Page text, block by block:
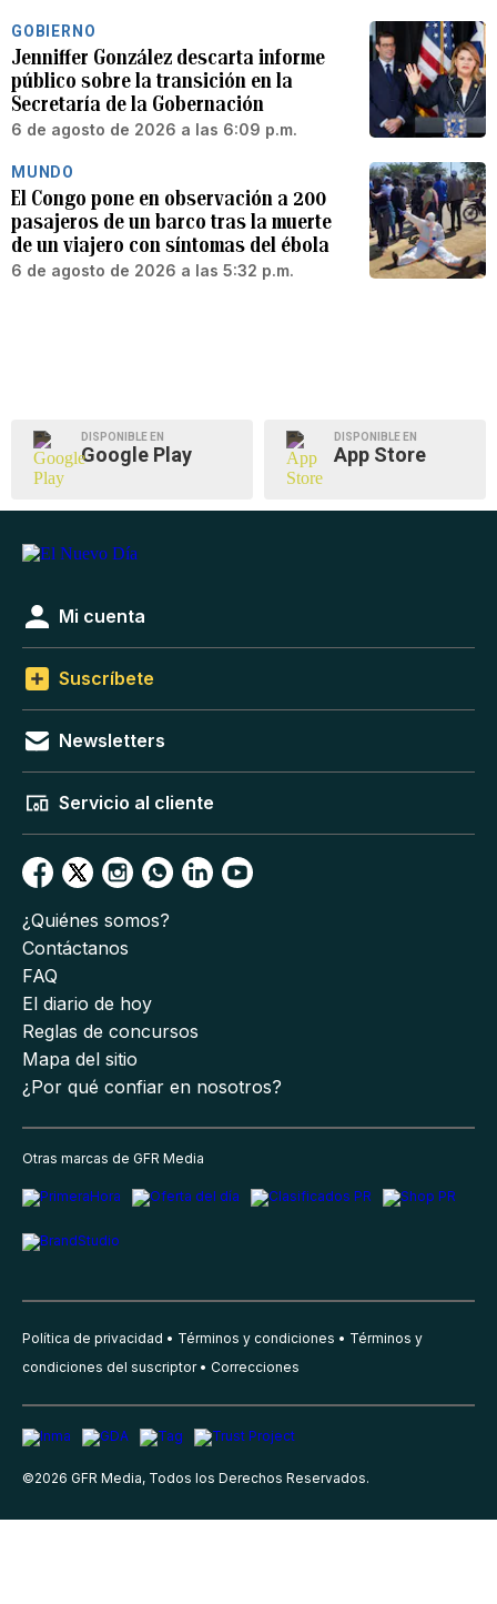
GOBIERNO
Jenniffer González descarta informe
público sobre la transición en la
Secretaría de la Gobernación
6 de agosto de 2026 a las 6:09 p.m.
MUNDO
El Congo pone en observación a 200
pasajeros de un barco tras la muerte
de un viajero con síntomas del ébola
6 de agosto de 2026 a las 5:32 p.m.
DISPONIBLE EN
Google Play
DISPONIBLE EN
App Store
Mi cuenta
Suscríbete
Newsletters
Servicio al cliente
¿Quiénes somos?
Contáctanos
FAQ
El diario de hoy
Reglas de concursos
Mapa del sitio
¿Por qué confiar en nosotros?
Otras marcas de GFR Media
Política de privacidad Términos y condiciones
Términos y
condiciones del suscriptor
Correcciones
©2026 GFR Media, Todos los Derechos Reservados.